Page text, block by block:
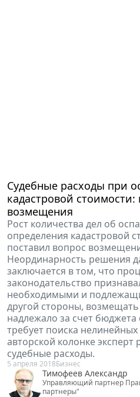
Судебные расходы при
кадастровой
возмещения
Рост количества дел об
определения кадастровой
поставил вопрос
Неординарность решения
заключается в том, что
законодательство
необходимыми и
другой стороны,
надлежало за счет бюджета
требует поиска
авторской колонке эксперт
судебные расходы.
5 апреля 2018Бизнес
Тимофеев Александр
Управляющий партнер
партнеры"